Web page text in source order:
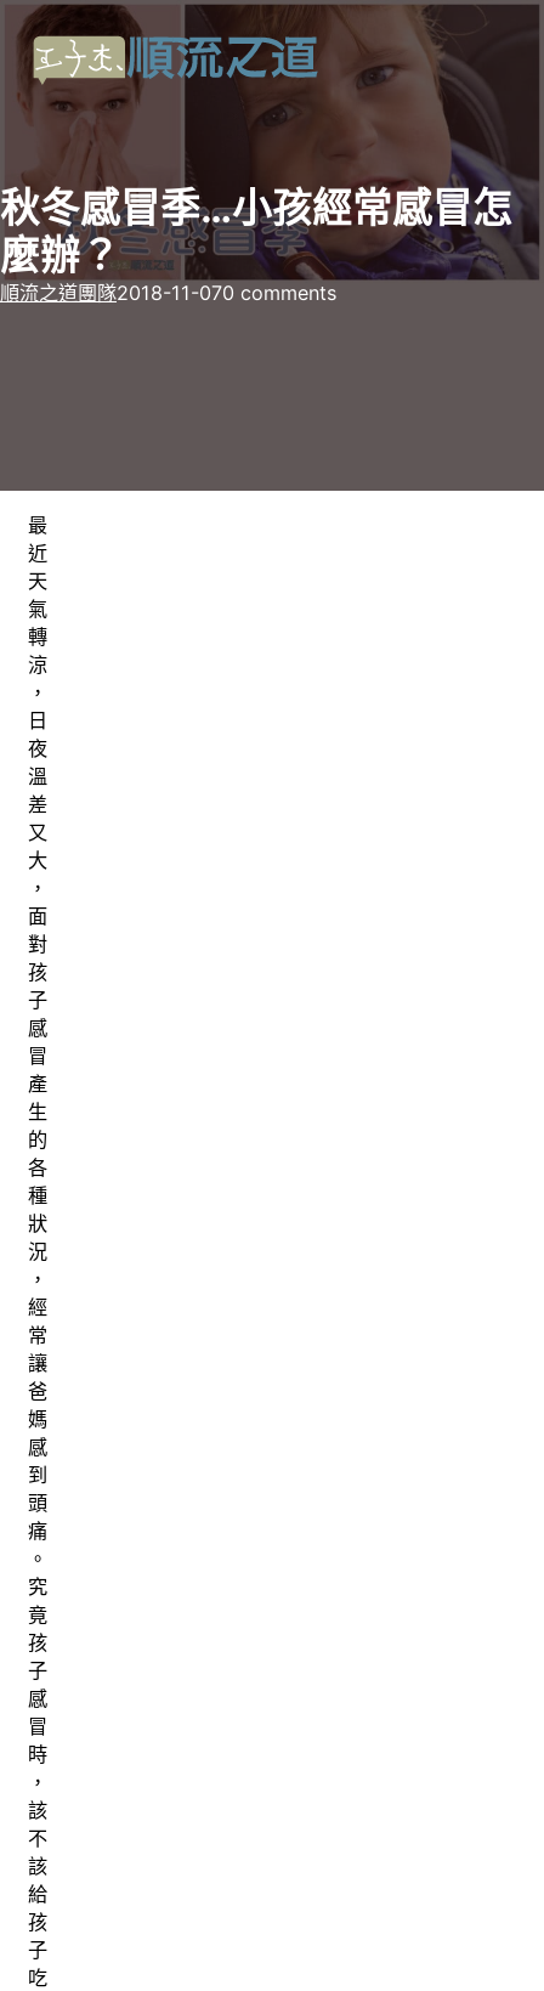
秋冬感冒季…小孩經常感冒怎
麼辦？
順流之道團隊2018-11-070 comments
最
近
天
氣
轉
涼
，
日
夜
溫
差
又
大
，
面
對
孩
子
感
冒
產
生
的
各
種
狀
況
，
經
常
讓
爸
媽
感
到
頭
痛
。
究
竟
孩
子
感
冒
時
，
該
不
該
給
孩
子
吃